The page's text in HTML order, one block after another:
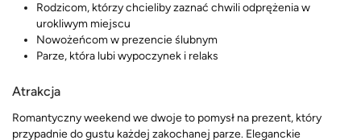
Rodzicom, którzy chcieliby zaznać chwili odprężenia w
urokliwym miejscu
Nowożeńcom w prezencie ślubnym
Parze, która lubi wypoczynek i relaks
Atrakcja
Romantyczny weekend we dwoje to pomysł na prezent, który
przypadnie do gustu każdej zakochanej parze. Eleganckie